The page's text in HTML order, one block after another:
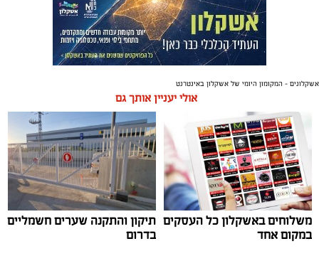
אשקלונים - המקומון היומי של אשקלון באינטרנט
אולי יעניין אותך גם
משלוחים באשקלון כל העסקים
במקום אחד
תיקון והתקנה שערים חשמליים
בדרום